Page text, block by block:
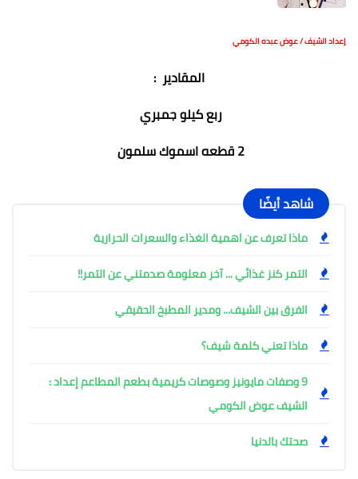
إعداد الشيف / عوض عبده الكومي
المقادير :
ربع كيلو جمبري
2 قطعه اسموك سلمون
شاهد أيضًا
ماذا تعرف عن اهمية الغذاء والسعرات الحرارية
التمر كنز غذائي ... آخر معلومة صدمتني عن التمر!!
الفرق بين الشيف... ومدير المطبخ الحقيقي
ماذا تعني كلمة شيف؟
9 وصفات مايونيز وصوصات كريمية بطعم المطاعم إعداد :
الشيف عوض الكومي
صحتك بالدنيا